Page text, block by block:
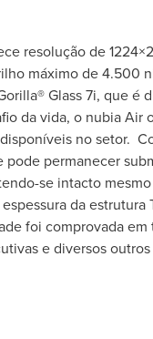
resolução de
máximo de
Glass 7i, que é
da vida, o nubia Air
no setor.
permanecer
se intacto
da
foi comprovada
e diversos outros